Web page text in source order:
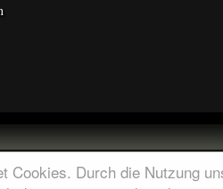
Cookies. Durch die Nutzung